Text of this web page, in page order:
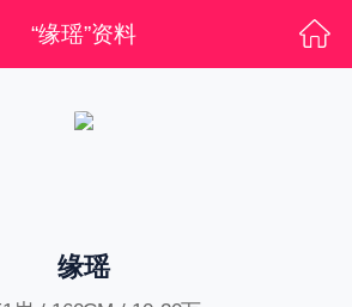
“缘瑶”资料
缘瑶